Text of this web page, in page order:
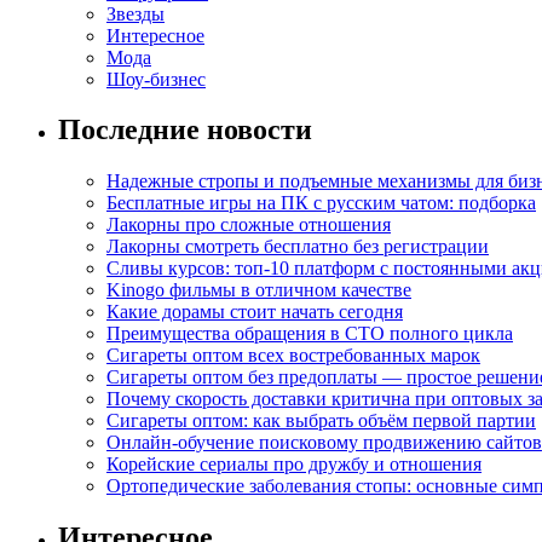
Звезды
Интересное
Мода
Шоу-бизнес
Последние новости
Надежные стропы и подъемные механизмы для
Бесплатные игры на ПК с русским чатом: подборка
Лакорны про сложные отношения
Лакорны смотреть бесплатно без регистрации
Сливы курсов: топ-10 платформ с постоянными
Kinogo фильмы в отличном качестве
Какие дорамы стоит начать сегодня
Преимущества обращения в СТО полного цикла
Сигареты оптом всех востребованных марок
Сигареты оптом без предоплаты — простое
Почему скорость доставки критична при оптовых
Сигареты оптом: как выбрать объём первой партии
Онлайн-обучение поисковому продвижению сайтов
Корейские сериалы про дружбу и отношения
Ортопедические заболевания стопы: основные